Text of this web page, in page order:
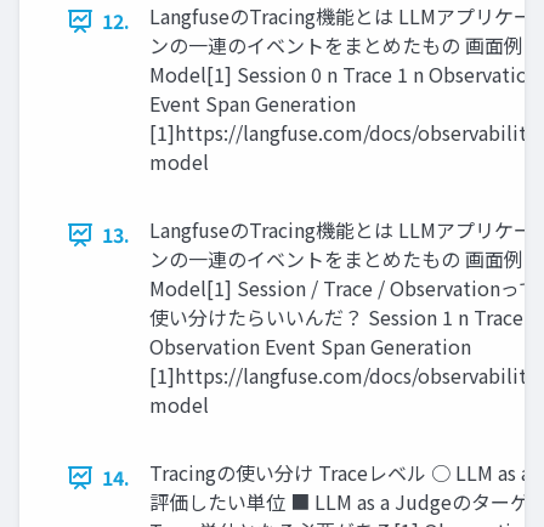
12.
LangfuseのTracing機能とは LLMアプリケー
ンの一連のイベントをまとめたもの 画面例
Model[1] Session 0 n Trace 1 n Observation
Event Span Generation
[1]https://langfuse.com/docs/
model
13.
LangfuseのTracing機能とは LLMアプリケー
ンの一連のイベントをまとめたもの 画面例
Model[1] Session / Trace / Observationって
使い分けたらいいんだ？ Session 1 n Trace 1
Observation Event Span Generation
[1]https://langfuse.com/docs/
model
14.
Tracingの使い分け Traceレベル ○ LLM as a
評価したい単位 ■ LLM as a Judgeのターゲ